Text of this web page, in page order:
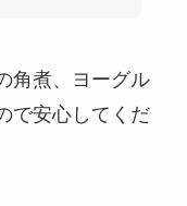
角煮、ヨーグル
で安心してくだ